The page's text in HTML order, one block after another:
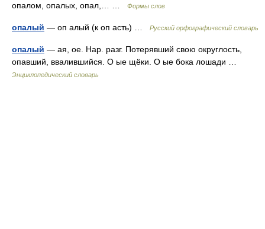
опалом, опалых, опал,… …
Формы слов
опалый — оп алый (к оп асть) … Русский орфографический словарь
опалый — ая, ое. Нар. разг. Потерявший свою округлость,
опавший, ввалившийся. О ые щёки. О ые бока лошади …
Энциклопедический словарь